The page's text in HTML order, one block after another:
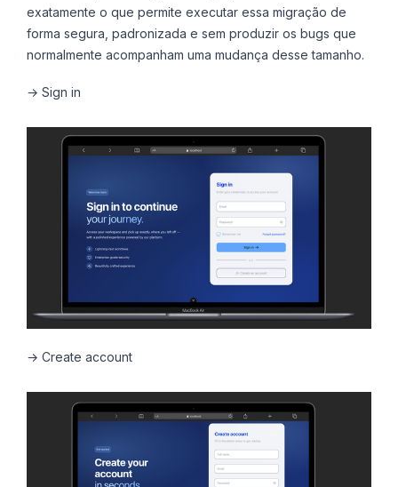
exatamente o que permite executar essa migração de
forma segura, padronizada e sem produzir os bugs que
normalmente acompanham uma mudança desse tamanho.
→ Sign in
→ Create account